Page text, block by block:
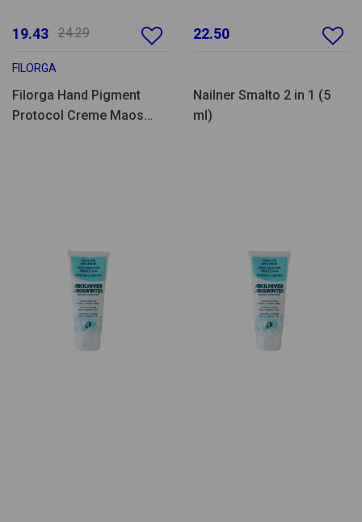
19.43 24.29
FILORGA
Filorga Hand Pigment
Protocol Creme Maos
22.50
Nailner Smalto 2 in 1 (5
ml)